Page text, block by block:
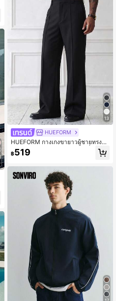
13
HUEFORM
HUEFORM กางเกงขายาวผู้ชายทรงหล
วมขาบานสไตล์วินเทจสีดำแฟชั่นสำหรั
บใส่ไปทำงาน เหมาะสำหรับฤดูร้อน สไ
฿519